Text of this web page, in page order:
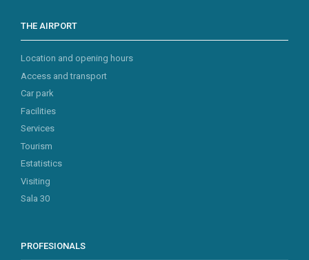
THE AIRPORT
Location and opening hours
Access and transport
Car park
Facilities
Services
Tourism
Estatistics
Visiting
Sala 30
PROFESIONALS